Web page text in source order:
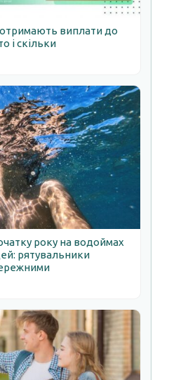
виплати до
і скільки
року на водоймах
рятувальники